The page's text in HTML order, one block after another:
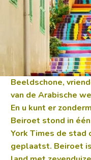
Beeldschone,
van de Arabische
En u kunt er
Beiroet stond in
York Times de stad
geplaatst. Beiroet